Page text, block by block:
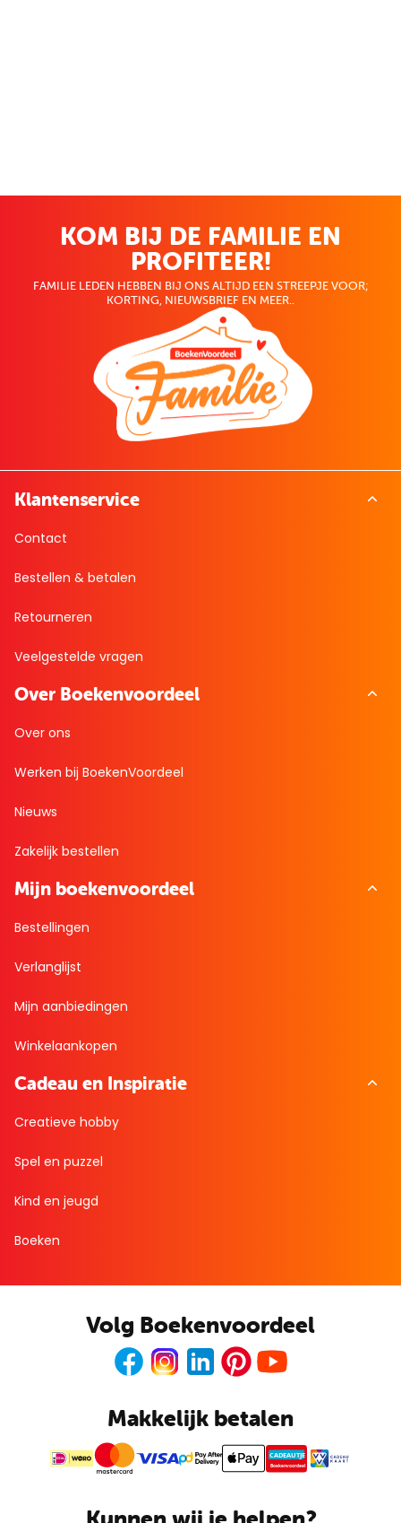
KOM BIJ DE FAMILIE EN
PROFITEER!
FAMILIE LEDEN HEBBEN BIJ ONS ALTIJD EEN STREEPJE VOOR;
KORTING, NIEUWSBRIEF EN MEER..
Klantenservice
Contact
Bestellen & betalen
Retourneren
Veelgestelde vragen
Over Boekenvoordeel
Over ons
Werken bij BoekenVoordeel
Nieuws
Zakelijk bestellen
Mijn boekenvoordeel
Bestellingen
Verlanglijst
Mijn aanbiedingen
Winkelaankopen
Cadeau en Inspiratie
Creatieve hobby
Spel en puzzel
Kind en jeugd
Boeken
Volg Boekenvoordeel
FacebookInstagramLinkedInPinterest
Makkelijk betalen
Boekenvoordeel
CADEAUTJE